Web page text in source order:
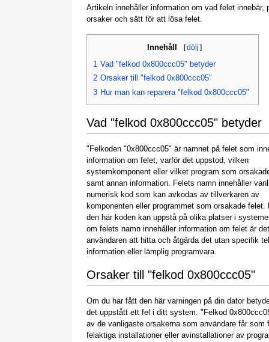
Artikeln innehåller information om vad felet innebär,
orsaker och sätt för att lösa felet.
Innehåll [dölj ]
1 Vad "felkod 0x800ccc05" betyder
2 Orsaker till "felkod 0x800ccc05"
3 Hur man kan reparera "felkod 0x800ccc05"
Vad "felkod 0x800ccc05" betyder
"Felkoden "0x800ccc05" är namnet på felet som
information om felet, varför det uppstod, vilken
systemkomponent eller vilket program som
samt annan information. Felets namn innehåller
numerisk kod som kan avkodas av tillverkaren av
komponenten eller programmet som orsakade felet.
den här koden kan uppstå på olika platser i
om felets namn innehåller information om felet är
användaren att hitta och åtgärda det utan specifik
information eller lämplig programvara.
Orsaker till "felkod 0x800ccc05"
Om du har fått den här varningen på din dator
det uppstått ett fel i ditt system. "Felkod
av de vanligaste orsakerna som användare får som
felaktiga installationer eller avinstallationer av